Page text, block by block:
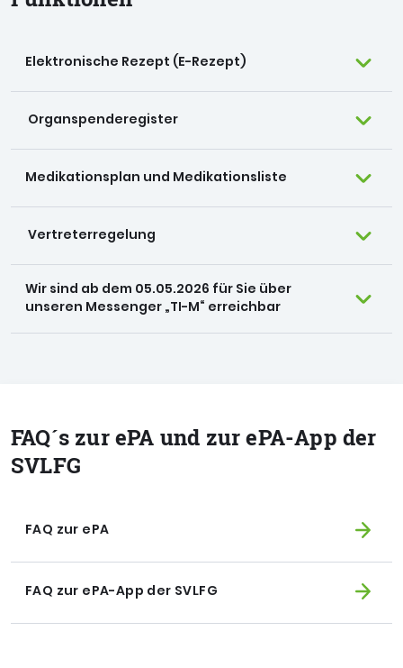
Elektronische Rezept (E-Rezept)
Organspenderegister
Medikationsplan und Medikationsliste
Vertreterregelung
Wir sind ab dem 05.05.2026 für Sie über
unseren Messenger „TI-M“ erreichbar
FAQ´s zur ePA und zur ePA-App der
SVLFG
FAQ zur ePA
FAQ zur ePA-App der SVLFG